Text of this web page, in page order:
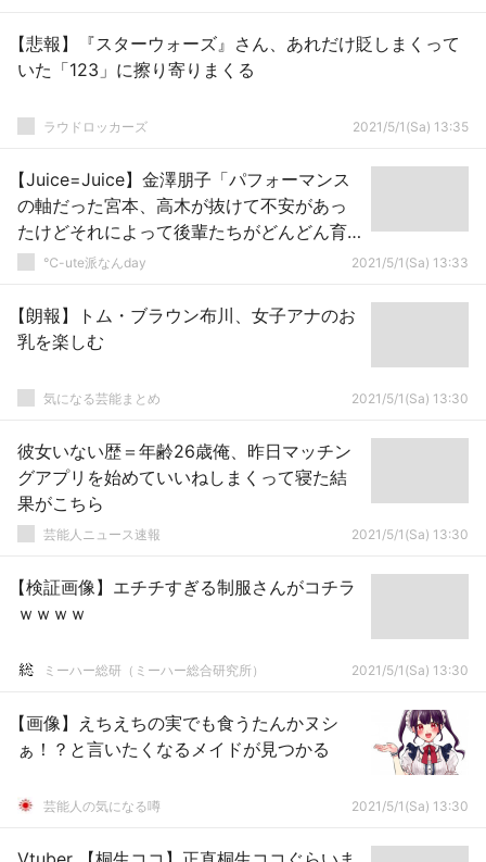
【悲報】『スターウォーズ』さん、あれだけ貶しまくって
いた「123」に擦り寄りまくる
ラウドロッカーズ 2021/5/1(Sa) 13:35
【Juice=Juice】金澤朋子「パフォーマンス
の軸だった宮本、高木が抜けて不安があっ
たけどそれによって後輩たちがどんどん育
っている感じがする」
℃-ute派なんday 2021/5/1(Sa) 13:33
【朗報】トム・ブラウン布川、女子アナのお
乳を楽しむ
気になる芸能まとめ 2021/5/1(Sa) 13:30
彼女いない歴＝年齢26歳俺、昨日マッチン
グアプリを始めていいねしまくって寝た結
果がこちら
芸能人ニュース速報 2021/5/1(Sa) 13:30
【検証画像】エチチすぎる制服さんがコチラ
ｗｗｗｗ
ミーハー総研（ミーハー総合研究所） 2021/5/1(Sa) 13:30
【画像】えちえちの実でも食うたんかヌシ
ぁ！？と言いたくなるメイドが見つかる
芸能人の気になる噂 2021/5/1(Sa) 13:30